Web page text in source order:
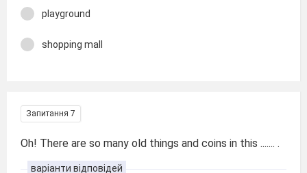
playground
shopping mall
Запитання 7
Oh! There are so many old things and coins in this ....... .
варіанти відповідей